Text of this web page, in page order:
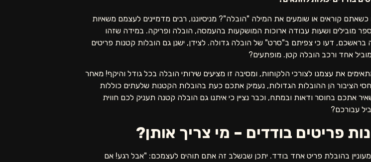
קוראים או שומעים את המילה "הובלה"? מניסיוננו, רבים מדמיינים לעצמם משאיות
מובילים ושעות עבודה ארוכות המושקעות בהעמסה, הובלה ופריקה. במידה שזהו
דעו כי צפיתם ב"סרט" של הובלה גדולה. לצידן, ישנן גם הובלות קטנות פריטים
אחד ורכב הובלה קטן. מופתעים?
את עצמנו לצורכי הלקוחות, ומסיבה זו מציעים שירותי הובלה בכל גודל והיקף! מאחר
הציבור הן ההובלות הגדולות, נעמיק אתכם כעת בהובלות הקטנות שלעתים כוללות
אתכם בחוסר ודאות ובמתח, וכבר נציין כי איתנו גם הובלה קטנה תעניק לכם חווית
עבורכם?
פריטים בודדים – מי צריך אותן?
בהובלת פריט אחד בודד. יתכן שבשלב זה אתם תוהים לעצמכם: "אבל רגע! אם